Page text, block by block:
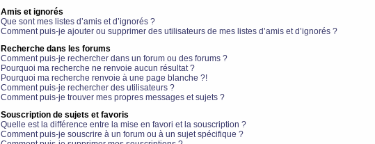
Amis et ignorés
Que sont mes listes d’amis et d’ignorés ?
Comment puis-je ajouter ou supprimer des utilisateurs de mes listes d’amis et d’ignorés ?
Recherche dans les forums
Comment puis-je rechercher dans un forum ou des forums ?
Pourquoi ma recherche ne renvoie aucun résultat ?
Pourquoi ma recherche renvoie à une page blanche ?!
Comment puis-je rechercher des utilisateurs ?
Comment puis-je trouver mes propres messages et sujets ?
Souscription de sujets et favoris
Quelle est la différence entre la mise en favori et la souscription ?
Comment puis-je souscrire à un forum ou à un sujet spécifique ?